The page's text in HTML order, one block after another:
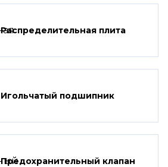
Распределительная плита
Игольчатый подшипник
Предохранительный клапан